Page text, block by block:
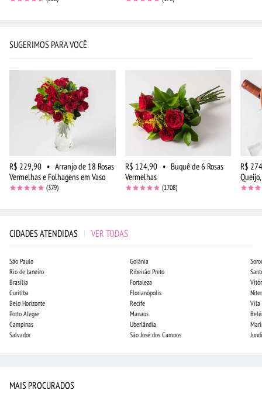
SUGERIMOS PARA VOCÊ
R$ 229,90 • Arranjo de 18 Rosas
Vermelhas e Folhagens em Vaso
(379)
R$ 124,90 • Buquê de 6 Rosas
Vermelhas
(1708)
R$
CIDADES ATENDIDAS | VER TODAS
São Paulo
Rio de Janeiro
Brasília
Curitiba
Belo Horizonte
Porto Alegre
Campinas
Salvador
Goiânia
Ribeirão Preto
Fortaleza
Florianópolis
Recife
Manaus
Uberlândia
São José dos Campos
Vila
MAIS PROCURADOS